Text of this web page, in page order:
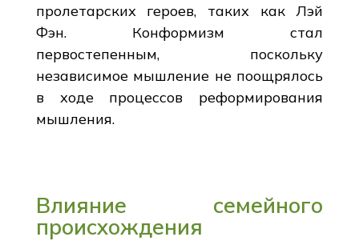
пролетарских героев, таких как Лэй
Фэн. Конформизм стал
первостепенным, поскольку
независимое мышление не поощрялось
в ходе процессов реформирования
мышления.
Влияние семейного
происхождения